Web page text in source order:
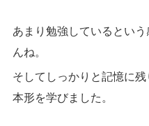
あまり勉強しているとい
んね。
そしてしっかりと記憶に
本形を学びました。